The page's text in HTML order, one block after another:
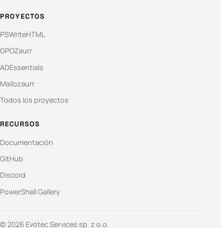
PROYECTOS
PSWriteHTML
GPOZaurr
ADEssentials
Mailozaurr
Todos los proyectos
RECURSOS
Documentación
GitHub
Discord
PowerShell Gallery
© 2026 Evotec Services sp. z o.o.